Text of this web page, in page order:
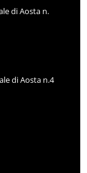
di Aosta n.
di Aosta n.4